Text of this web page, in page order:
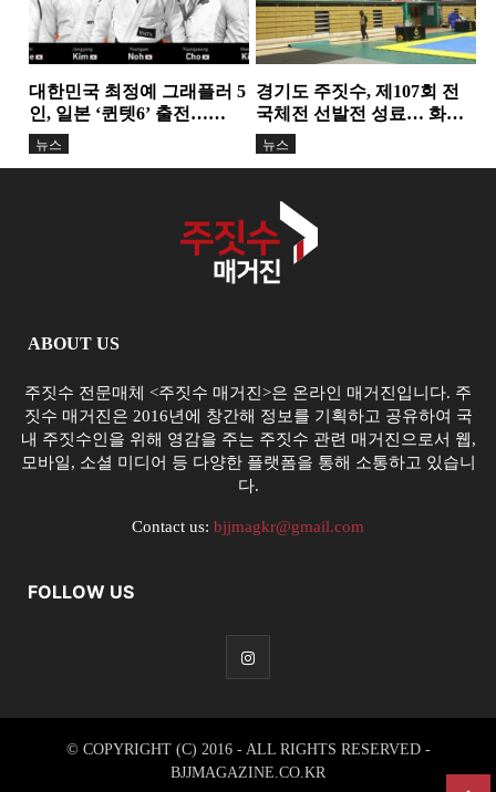
대한민국 최정예 그래플러 5
인, 일본 ‘퀸텟6’ 출전…
TEAM K-TOP BJJ, 서바이
벌...
뉴스
경기도 주짓수, 제107회 전
국체전 선발전 성료… 화합
과 도약의 무대 마련
뉴스
ABOUT US
주짓수 전문매체 <주짓수 매거진>은 온라인 매거진입니다. 주
짓수 매거진은 2016년에 창간해 정보를 기획하고 공유하여 국
내 주짓수인을 위해 영감을 주는 주짓수 관련 매거진으로서 웹,
모바일, 소셜 미디어 등 다양한 플랫폼을 통해 소통하고 있습니
다.
Contact us: bjjmagkr@gmail.com
FOLLOW US
© COPYRIGHT (C) 2016 - ALL RIGHTS RESERVED -
BJJMAGAZINE.CO.KR